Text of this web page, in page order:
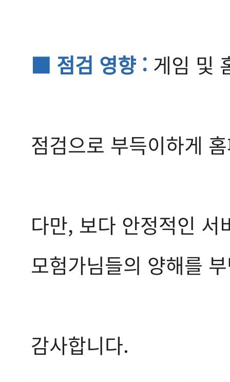
■ 점검 영향 : 게임 및
점검으로 부득이하게
다만, 보다 안정적인
모험가님들의 양해를
감사합니다.